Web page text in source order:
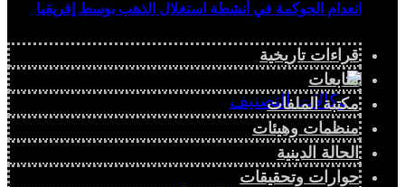
انعدام الحوكمة في أنشطة استغلال الذهب بوسط إفريقيا
قراءات تاريخية
متابعات
مكتبة الملفات
منظمات وهيئات
الحالة الدينية
حوارات وتحقيقات